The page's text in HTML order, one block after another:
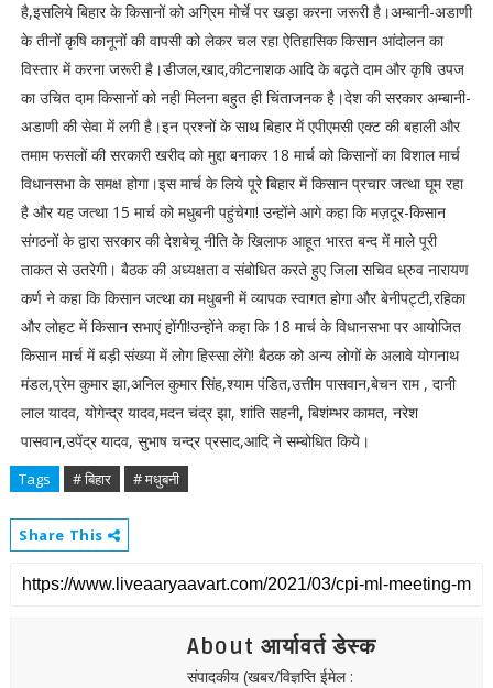
है,इसलिये बिहार के किसानों को अग्रिम मोर्चे पर खड़ा करना जरूरी है।अम्बानी-अडाणी
के तीनों कृषि कानूनों की वापसी को लेकर चल रहा ऐतिहासिक किसान आंदोलन का
विस्तार में करना जरूरी है।डीजल,खाद,कीटनाशक आदि के बढ़ते दाम और कृषि उपज
का उचित दाम किसानों को नही मिलना बहुत ही चिंताजनक है।देश की सरकार अम्बानी-
अडाणी की सेवा में लगी है।इन प्रश्नों के साथ बिहार में एपीएमसी एक्ट की बहाली और
तमाम फसलों की सरकारी खरीद को मुद्दा बनाकर 18 मार्च को किसानों का विशाल मार्च
विधानसभा के समक्ष होगा।इस मार्च के लिये पूरे बिहार में किसान प्रचार जत्था घूम रहा
है और यह जत्था 15 मार्च को मधुबनी पहुंचेगा! उन्होंने आगे कहा कि मज़दूर-किसान
संगठनों के द्वारा सरकार की देशबेचू नीति के खिलाफ आहूत भारत बन्द में माले पूरी
ताकत से उतरेगी। बैठक की अध्यक्षता व संबोधित करते हुए जिला सचिव ध्रुव नारायण
कर्ण ने कहा कि किसान जत्था का मधुबनी में व्यापक स्वागत होगा और बेनीपट्टी,रहिका
और लोहट में किसान सभाएं होंगी!उन्होंने कहा कि 18 मार्च के विधानसभा पर आयोजित
किसान मार्च में बड़ी संख्या में लोग हिस्सा लेंगे! बैठक को अन्य लोगों के अलावे योगनाथ
मंडल,प्रेम कुमार झा,अनिल कुमार सिंह,श्याम पंडित,उत्तीम पासवान,बेचन राम , दानी
लाल यादव, योगेन्द्र यादव,मदन चंद्र झा, शांति सहनी, बिशंम्भर कामत, नरेश
पासवान,उपेंद्र यादव, सुभाष चन्द्र प्रसाद,आदि ने सम्बोधित किये।
Tags # बिहार # मधुबनी
Share This
About आर्यावर्त डेस्क
संपादकीय (खबर/विज्ञप्ति ईमेल :